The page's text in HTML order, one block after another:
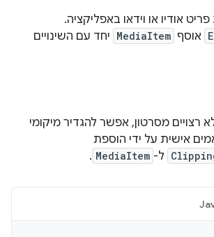
פריט אודיו או וידאו באפליקציה.
אוסף MediaItem יחד עם השינויים
רצויים מסרטון, אפשר להגדיר מיקומי
אישית על ידי הוספת
ל- MediaItem
.